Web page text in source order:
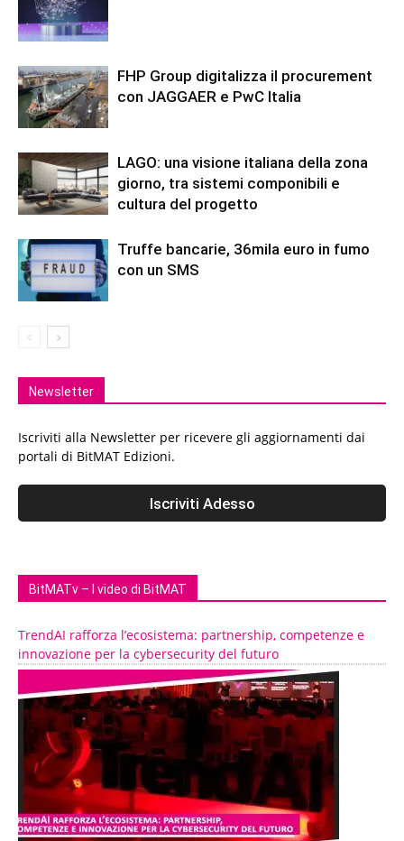
FHP Group digitalizza il procurement
con JAGGAER e PwC Italia
LAGO: una visione italiana della zona
giorno, tra sistemi componibili e
cultura del progetto
Truffe bancarie, 36mila euro in fumo
con un SMS
Newsletter
Iscriviti alla Newsletter per ricevere gli aggiornamenti dai
portali di BitMAT Edizioni.
BitMATv – I video di BitMAT
TrendAI rafforza l’ecosistema: partnership, competenze e
innovazione per la cybersecurity del futuro